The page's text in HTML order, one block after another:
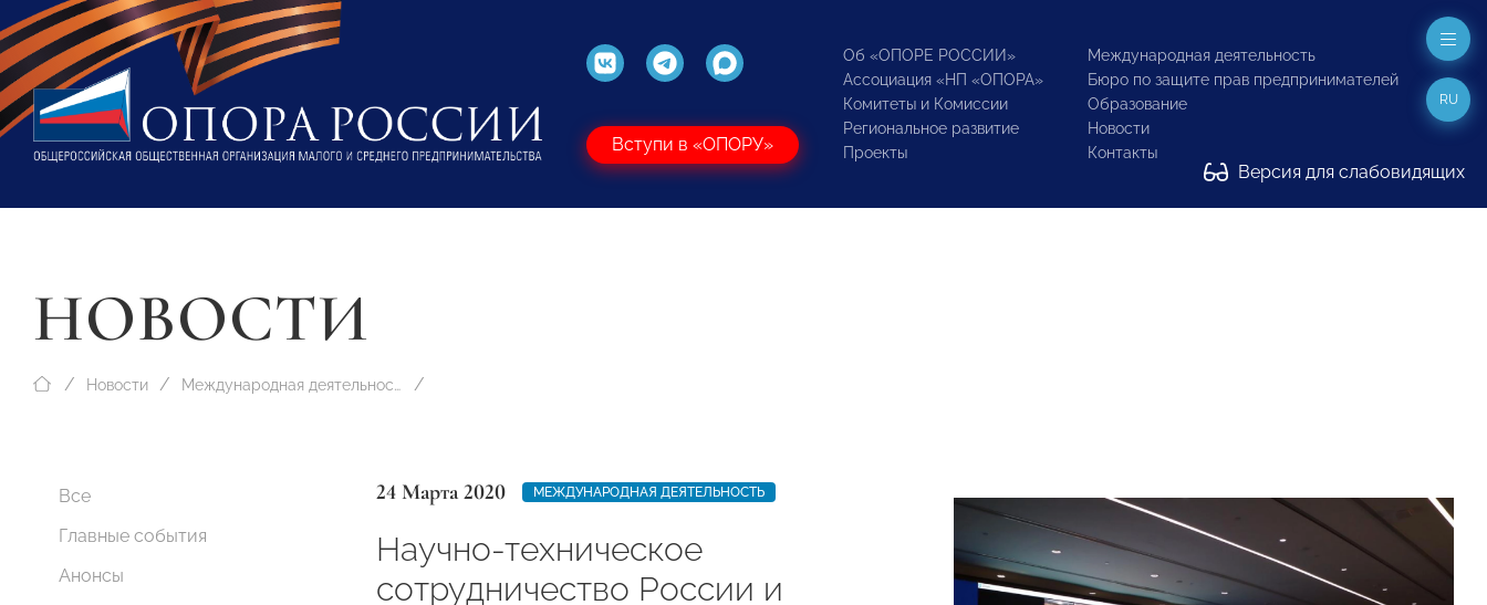
Вступи в «ОПОРУ»
Об «ОПОРЕ РОССИИ»
Ассоциация «НП «ОПОРА»
Комитеты и Комиссии
Региональное развитие
Проекты
Международная деятельность
Бюро по защите прав предпринимателей
Образование
Новости
Контакты
Версия для слабовидящих
RU
НОВОСТИ
Новости Международная деятельность
Все
Главные события
Анонсы
24 Марта 2020 МЕЖДУНАРОДНАЯ ДЕЯТЕЛЬНОСТЬ
Научно-техническое
сотрудничество России и